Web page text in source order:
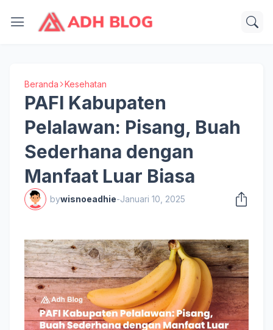
Beranda Kesehatan
PAFI Kabupaten
Pelalawan: Pisang, Buah
Sederhana dengan
Manfaat Luar Biasa
bywisnoeadhie-Januari 10, 2025